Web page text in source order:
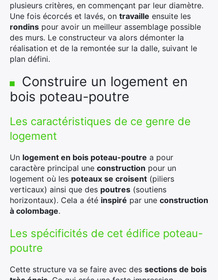
plusieurs critères, en commençant par leur diamètre.
Une fois écorcés et lavés, on travaille ensuite les
rondins pour avoir un meilleur assemblage possible
des murs. Le constructeur va alors démonter la
réalisation et de la remontée sur la dalle, suivant le
plan défini.
Construire un logement en
bois poteau-poutre
Les caractéristiques de ce genre de
logement
Un logement en bois poteau-poutre a pour
caractère principal une construction pour un
logement où les poteaux se croisent (piliers
verticaux) ainsi que des poutres (soutiens
horizontaux). Cela a été inspiré par une construction
à colombage.
Les spécificités de cet édifice poteau-
poutre
Cette structure va se faire avec des sections de bois